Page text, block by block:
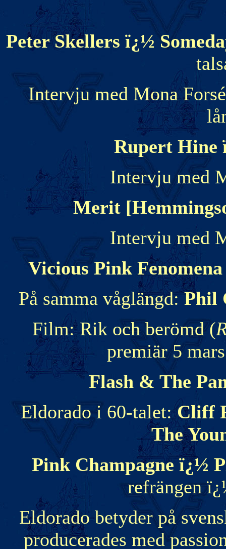
Peter Skellers ï¿½
Intervju med Mona
Rupert Hine
Intervju med
Merit
Intervju med
Vicious Pink
På samma våglängd:Phil
Film: Rik och berömd (
premiär 5
Flash & The
Eldorado i 60-talet:Cliff
The
Pink Champagne ï¿½
refrängen
Eldorado betyder på
producerades med